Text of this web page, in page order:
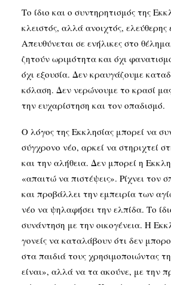
Το ίδιο και ο συντηρητισμός της
κλειστός, αλλά ανοιχτός, ελεύθερης
Απευθύνεται σε ενήλικες στο
ζητούν ωριμότητα και όχι
όχι εξουσία. Δεν κραυγάζουμε
κόλαση. Δεν νερώνουμε το κρασί
την ευχαρίστηση και τον οπαδισμό.
Ο λόγος της Εκκλησίας μπορεί να
σύγχρονο νέο, αρκεί να στηριχτεί
και την αλήθεια. Δεν μπορεί η
«απαιτώ να πιστέψεις». Ρίχνει τον
και προβάλλει την εμπειρία των
νέο να ψηλαφήσει την ελπίδα. Το
συνάντηση με την οικογένεια. Η
γονείς να καταλάβουν ότι δεν
στα παιδιά τους χρησιμοποιώντας
είναι», αλλά να τα ακούνε, με την